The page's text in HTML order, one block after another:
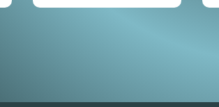
Descobreix els 8